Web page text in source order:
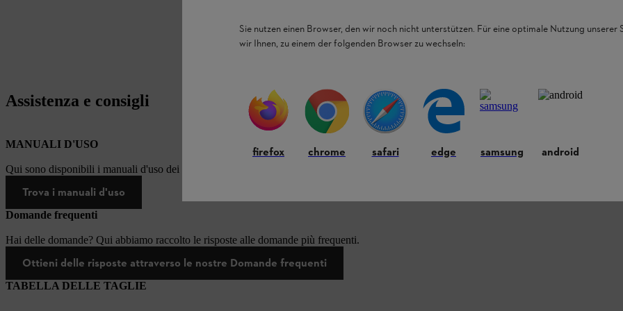
Assistenza e consigli
MANUALI D'USO
Qui sono disponibili i manuali d'uso dei prodotti STIHL.
Trova i manuali d'uso
Domande frequenti
Hai delle domande? Qui abbiamo raccolto le risposte alle domande più frequenti.
Ottieni delle risposte attraverso le nostre Domande frequenti
TABELLA DELLE TAGLIE
Sie nutzen einen Browser, den wir noch nicht unterstützen. Für eine optimale Nutzung unserer
wir Ihnen, zu einem der folgenden Browser zu wechseln:
firefox chrome safari edge samsung android